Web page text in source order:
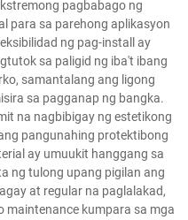
pagbabago ng
para sa parehong aplikasyon
ng pag-install ay
sa paligid ng iba't ibang
samantalang ang ligong
sa pagganap ng bangka.
na nagbibigay ng estetikong
pangunahing protektibong
ay umuukit hanggang sa
ng tulong upang pigilan ang
at regular na paglalakad,
maintenance kumpara sa mga